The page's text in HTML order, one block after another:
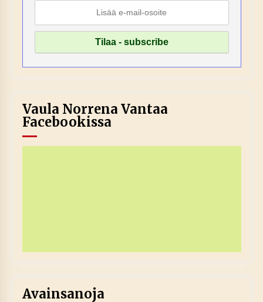
Vaula Norrena Vantaa
Facebookissa
Avainsanoja